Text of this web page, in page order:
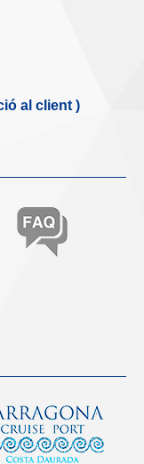
al client )